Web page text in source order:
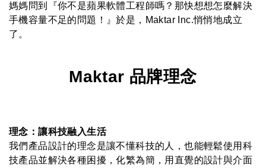
媽媽問到『你不是蘋果軟體工程師嗎？那快想想怎麼解決
手機容量不足的問題！』於是，Maktar Inc.悄悄地成立
了。
Maktar 品牌理念
理念：讓科技融入生活
我們產品設計的理念是讓不懂科技的人，也能輕鬆使用科
技產品並解決各種困擾，化繁為簡，用直覺的設計與介面